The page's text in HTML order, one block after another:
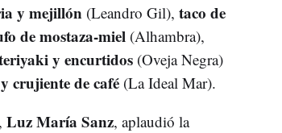
y mejillón (Leandro Gil), taco de
de mostaza-miel (Alhambra),
y encurtidos(Oveja Negra)
crujiente de café(La Ideal Mar).
Luz María Sanz, aplaudió la